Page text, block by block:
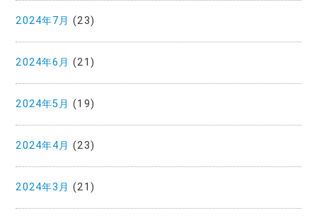
2024年7月 (23)
2024年6月 (21)
2024年5月 (19)
2024年4月 (23)
2024年3月 (21)